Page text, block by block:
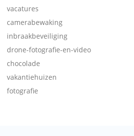
vacatures
camerabewaking
inbraakbeveiliging
drone-fotografie-en-video
chocolade
vakantiehuizen
fotografie